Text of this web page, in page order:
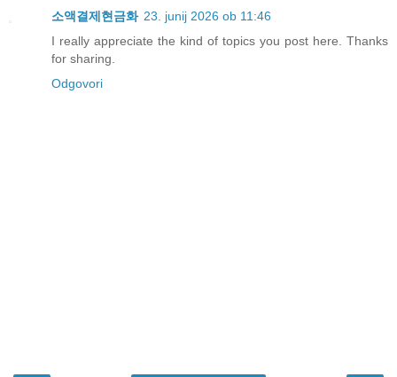
소액결제현금화 23. junij 2026 ob 11:46
I really appreciate the kind of topics you post here. Thanks
for sharing.
Odgovori